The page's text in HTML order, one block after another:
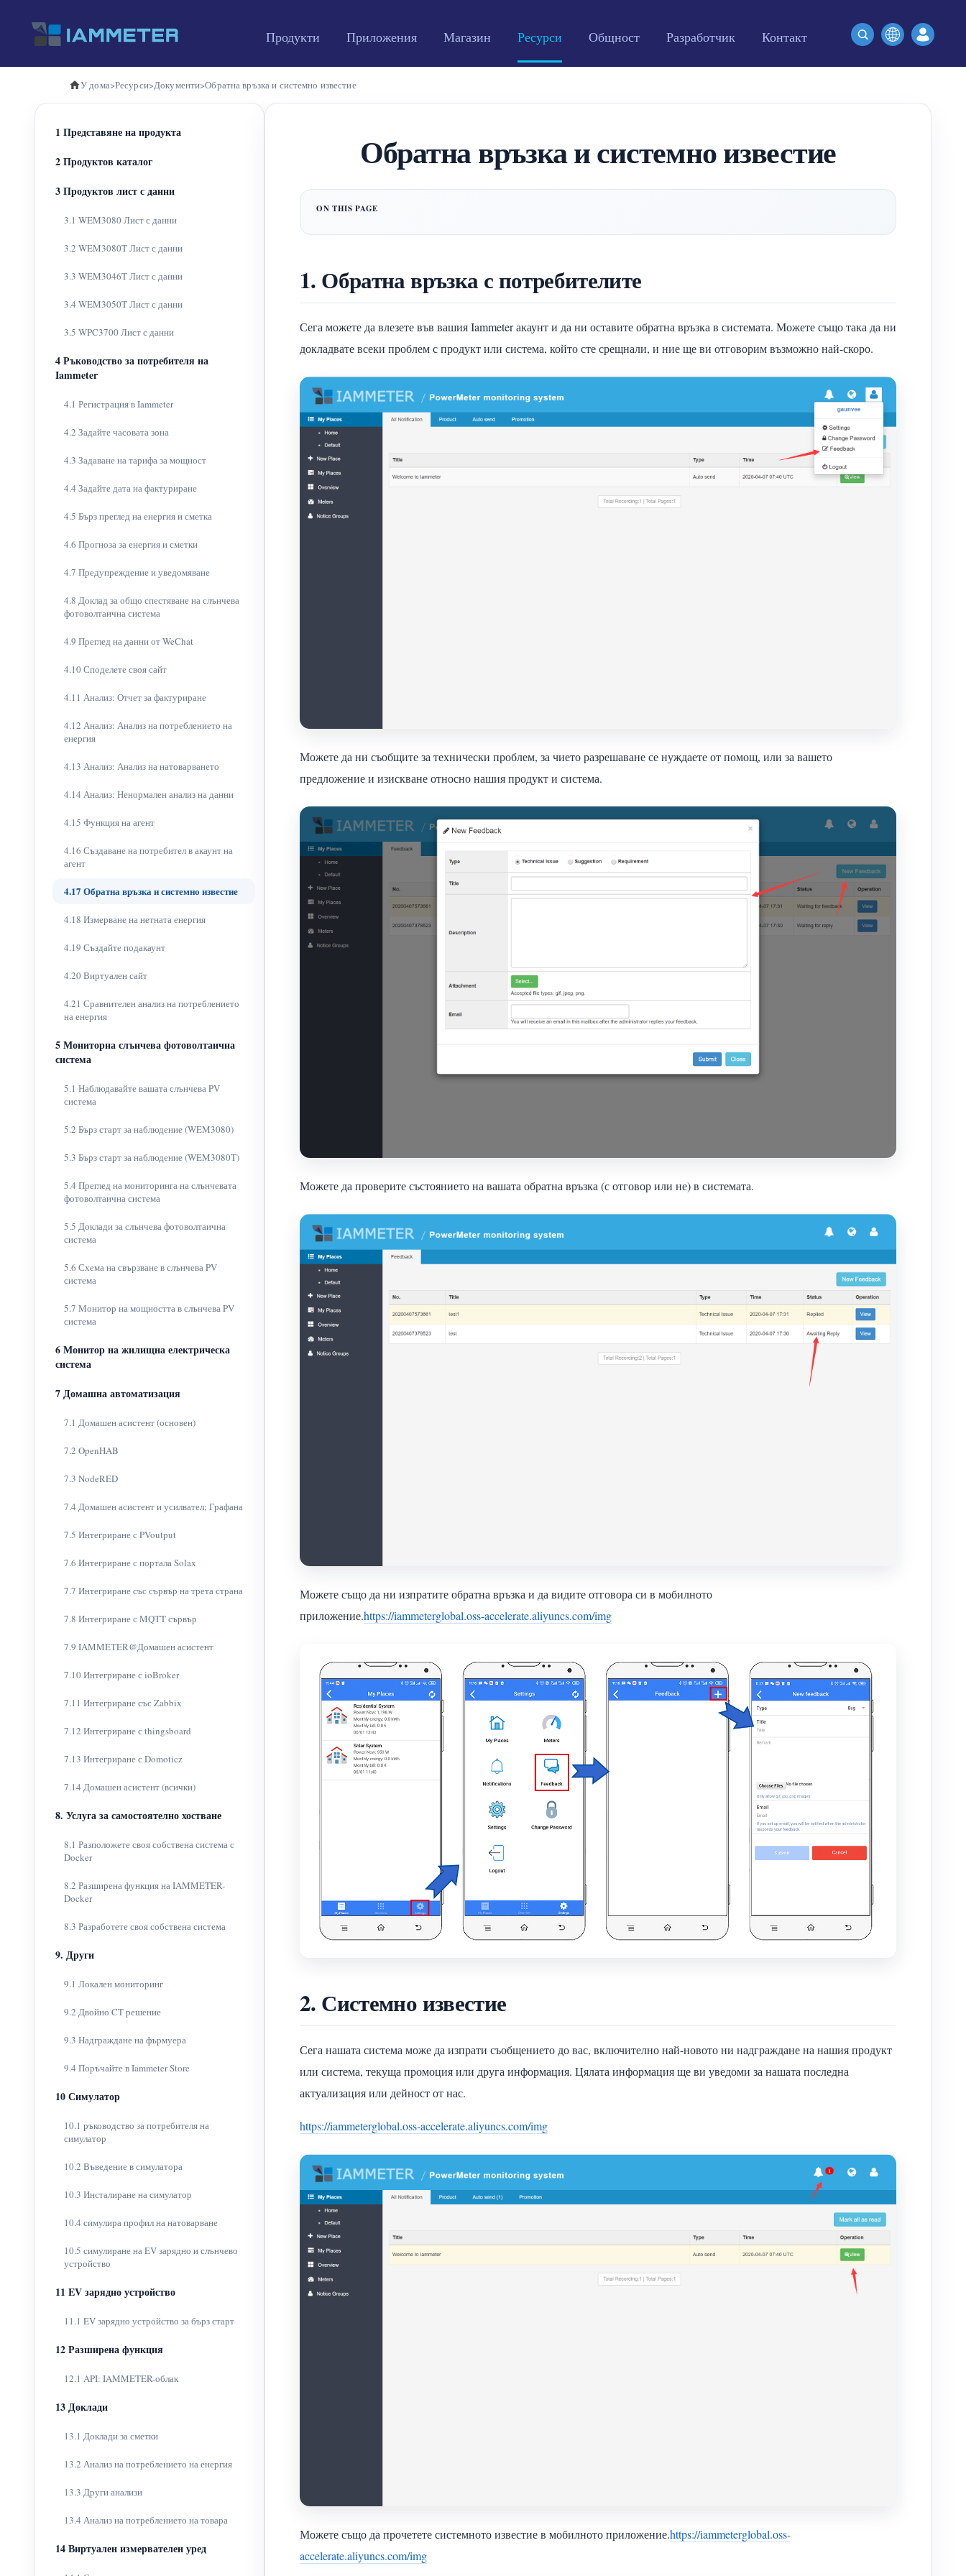
Продукти Приложения Магазин Ресурси Общност Разработчик Контакт
У дома>Ресурси>Документи>Обратна връзка и системно известие
1 Представяне на продукта
2 Продуктов каталог
3 Продуктов лист с данни
3.1 WEM3080 Лист с данни
3.2 WEM3080T Лист с данни
3.3 WEM3046T Лист с данни
3.4 WEM3050T Лист с данни
3.5 WPC3700 Лист с данни
4 Ръководство за потребителя на
Iammeter
4.1 Регистрация в Iammeter
4.2 Задайте часовата зона
4.3 Задаване на тарифа за мощност
4.4 Задайте дата на фактуриране
4.5 Бърз преглед на енергия и сметка
4.6 Прогноза за енергия и сметки
4.7 Предупреждение и уведомяване
4.8 Доклад за общо спестяване на слънчева
фотоволтаична система
4.9 Преглед на данни от WeChat
4.10 Споделете своя сайт
4.11 Анализ: Отчет за фактуриране
4.12 Анализ: Анализ на потреблението на
енергия
4.13 Анализ: Анализ на натоварването
4.14 Анализ: Ненормален анализ на данни
4.15 Функция на агент
4.16 Създаване на потребител в акаунт на
агент
4.17 Обратна връзка и системно известие
4.18 Измерване на нетната енергия
4.19 Създайте подакаунт
4.20 Виртуален сайт
4.21 Сравнителен анализ на потреблението
на енергия
5 Мониторна слънчева фотоволтаична
система
5.1 Наблюдавайте вашата слънчева PV
система
5.2 Бърз старт за наблюдение (WEM3080)
5.3 Бърз старт за наблюдение (WEM3080T)
5.4 Преглед на мониторинга на слънчевата
фотоволтаична система
5.5 Доклади за слънчева фотоволтаична
система
5.6 Схема на свързване в слънчева PV
система
5.7 Монитор на мощността в слънчева PV
система
6 Монитор на жилищна електрическа
система
7 Домашна автоматизация
7.1 Домашен асистент (основен)
7.2 OpenHAB
7.3 NodeRED
7.4 Домашен асистент и усилвател; Графана
7.5 Интегриране с PVoutput
7.6 Интегриране с портала Solax
7.7 Интегриране със сървър на трета страна
7.8 Интегриране с MQTT сървър
7.9 IAMMETER@Домашен асистент
7.10 Интегриране с ioBroker
7.11 Интегриране със Zabbix
7.12 Интегриране с thingsboard
7.13 Интегриране с Domoticz
7.14 Домашен асистент (всички)
8. Услуга за самостоятелно хостване
8.1 Разположете своя собствена система с
Docker
8.2 Разширена функция на IAMMETER-
Docker
8.3 Разработете своя собствена система
9. Други
9.1 Локален мониторинг
9.2 Двойно CT решение
9.3 Надграждане на фърмуера
9.4 Поръчайте в Iammeter Store
10 Симулатор
10.1 ръководство за потребителя на
симулатор
10.2 Въведение в симулатора
10.3 Инсталиране на симулатор
10.4 симулира профил на натоварване
10.5 симулиране на EV зарядно и слънчево
устройство
11 EV зарядно устройство
11.1 EV зарядно устройство за бърз старт
12 Разширена функция
12.1 API: IAMMETER-облак
13 Доклади
13.1 Доклади за сметки
13.2 Анализ на потреблението на енергия
13.3 Други анализи
13.4 Анализ на потреблението на товара
14 Виртуален измервателен уред
Обратна връзка и системно известие
1. Обратна връзка с потребителите
Сега можете да влезете във вашия Iammeter акаунт и да ни оставите обратна връзка в системата. Можете също така да ни
докладвате всеки проблем с продукт или система, който сте срещнали, и ние ще ви отговорим възможно най-скоро.
Можете да ни съобщите за технически проблем, за чието разрешаване се нуждаете от помощ, или за вашето
предложение и изискване относно нашия продукт и система.
Можете да проверите състоянието на вашата обратна връзка (с отговор или не) в системата.
Можете също да ни изпратите обратна връзка и да видите отговора си в мобилното
приложение.https://iammeterglobal.oss-accelerate.aliyuncs.com/img
2. Системно известие
Сега нашата система може да изпрати съобщението до вас, включително най-новото ни надграждане на нашия продукт
или система, текуща промоция или друга информация. Цялата информация ще ви уведоми за нашата последна
актуализация или дейност от нас.
https://iammeterglobal.oss-accelerate.aliyuncs.com/img
Можете също да прочетете системното известие в мобилното приложение.https://iammeterglobal.oss-
accelerate.aliyuncs.com/img